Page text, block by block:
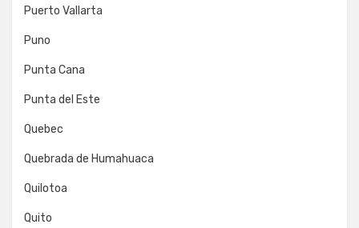
Puerto Vallarta
Puno
Punta Cana
Punta del Este
Quebec
Quebrada de Humahuaca
Quilotoa
Quito